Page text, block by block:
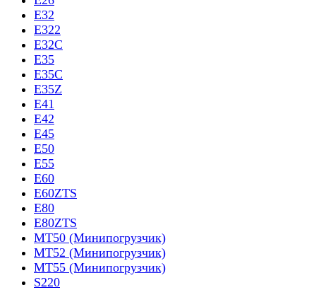
E32
E322
E32C
E35
E35C
E35Z
E41
E42
E45
E50
E55
E60
E60ZTS
E80
E80ZTS
MT50 (Минипогрузчик)
MT52 (Минипогрузчик)
MT55 (Минипогрузчик)
S220